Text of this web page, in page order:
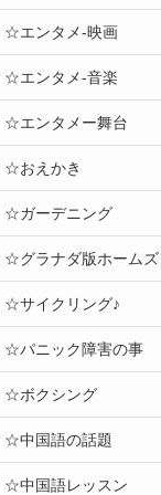
☆エンタメ-映画
☆エンタメ-音楽
☆エンタメー舞台
☆おえかき
☆ガーデニング
☆グラナダ版ホームズ
☆サイクリング♪
☆パニック障害の事
☆ボクシング
☆中国語の話題
☆中国語レッスン